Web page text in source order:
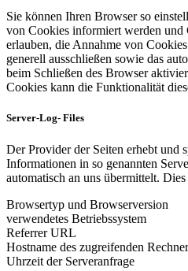
Sie können Ihren Browser so
von Cookies informiert werden
erlauben, die Annahme von
generell ausschließen sowie das
beim Schließen des Browser
Cookies kann die Funktionalität
Server-Log- Files
Der Provider der Seiten erhebt und
Informationen in so genannten
automatisch an uns übermittelt. Dies
Browsertyp und Browserversion
verwendetes Betriebssystem
Referrer URL
Hostname des zugreifenden
Uhrzeit der Serveranfrage